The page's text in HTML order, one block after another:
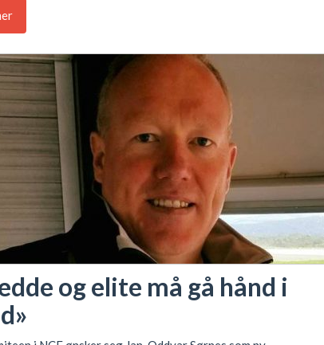
og elite må gå hånd i